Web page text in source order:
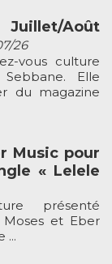
Juillet/Août
26
vous culture
Elle
du magazine
Music pour
« Lelele
présenté
Moses et Eber
...